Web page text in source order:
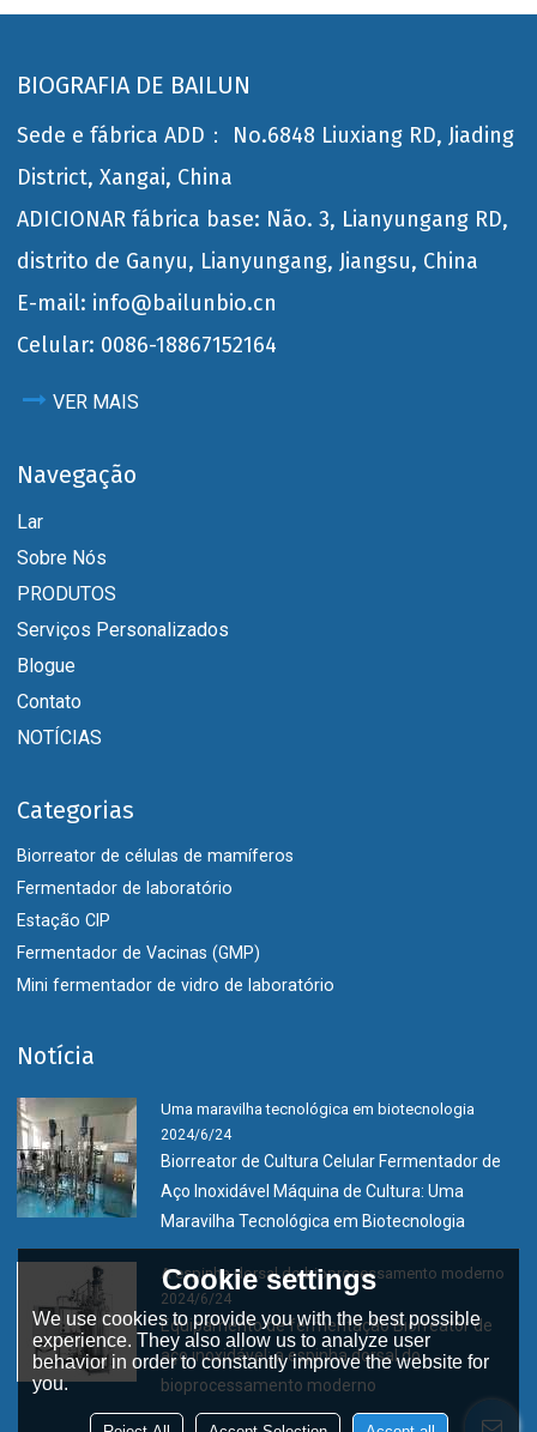
BIOGRAFIA DE BAILUN
Sede e fábrica ADD： No.6848 Liuxiang RD, Jiading
District, Xangai, China
ADICIONAR fábrica base: Não. 3, Lianyungang RD,
distrito de Ganyu, Lianyungang, Jiangsu, China
E-mail: info@bailunbio.cn
Celular: 0086-18867152164
VER MAIS
Navegação
Lar
Sobre Nós
PRODUTOS
Serviços Personalizados
Blogue
Contato
NOTÍCIAS
Categorias
Biorreator de células de mamíferos
Fermentador de laboratório
Estação CIP
Fermentador de Vacinas (GMP)
Mini fermentador de vidro de laboratório
Notícia
Uma maravilha tecnológica em biotecnologia
2024/6/24
Biorreator de Cultura Celular Fermentador de
Aço Inoxidável Máquina de Cultura: Uma
Maravilha Tecnológica em Biotecnologia
A espinha dorsal do bioprocessamento moderno
2024/6/24
Equipamento de fermentação Biorreator de
aço inoxidável: a espinha dorsal do
bioprocessamento moderno
Cookie settings
We use cookies to provide you with the best possible
experience. They also allow us to analyze user
behavior in order to constantly improve the website for
you.